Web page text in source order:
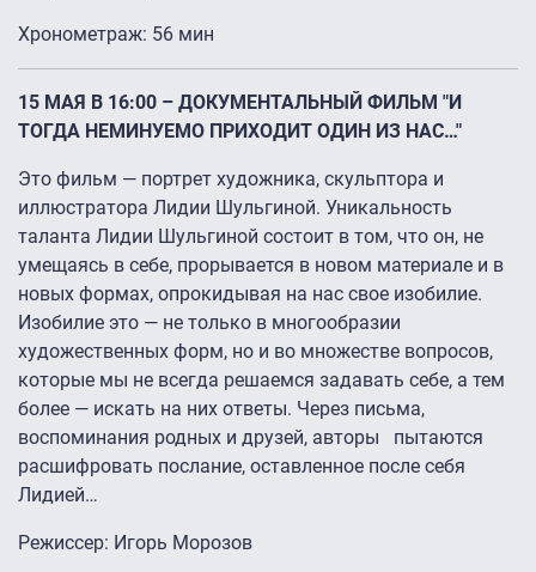
Хронометраж: 56 мин
15 МАЯ В 16:00 – ДОКУМЕНТАЛЬНЫЙ ФИЛЬМ "И
ТОГДА НЕМИНУЕМО ПРИХОДИТ ОДИН ИЗ НАС…"
Это фильм — портрет художника, скульптора и
иллюстратора Лидии Шульгиной. Уникальность
таланта Лидии Шульгиной состоит в том, что он, не
умещаясь в себе, прорывается в новом материале и в
новых формах, опрокидывая на нас свое изобилие.
Изобилие это — не только в многообразии
художественных форм, но и во множестве вопросов,
которые мы не всегда решаемся задавать себе, а тем
более — искать на них ответы. Через письма,
воспоминания родных и друзей, авторы пытаются
расшифровать послание, оставленное после себя
Лидией…
Режиссер: Игорь Морозов